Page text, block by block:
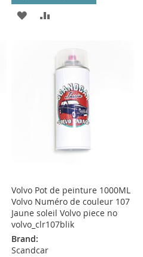
AJOUTER
D’ENVIE
COMPARATEUR
Volvo Pot de peinture 1000ML
Volvo Numéro de couleur 107
Jaune soleil Volvo piece no
volvo_clr107blik
Brand:
Scandcar